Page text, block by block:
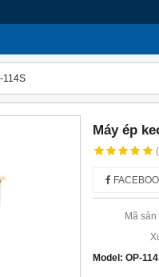
114S
Máy ép
(
Mã
Model:OP-